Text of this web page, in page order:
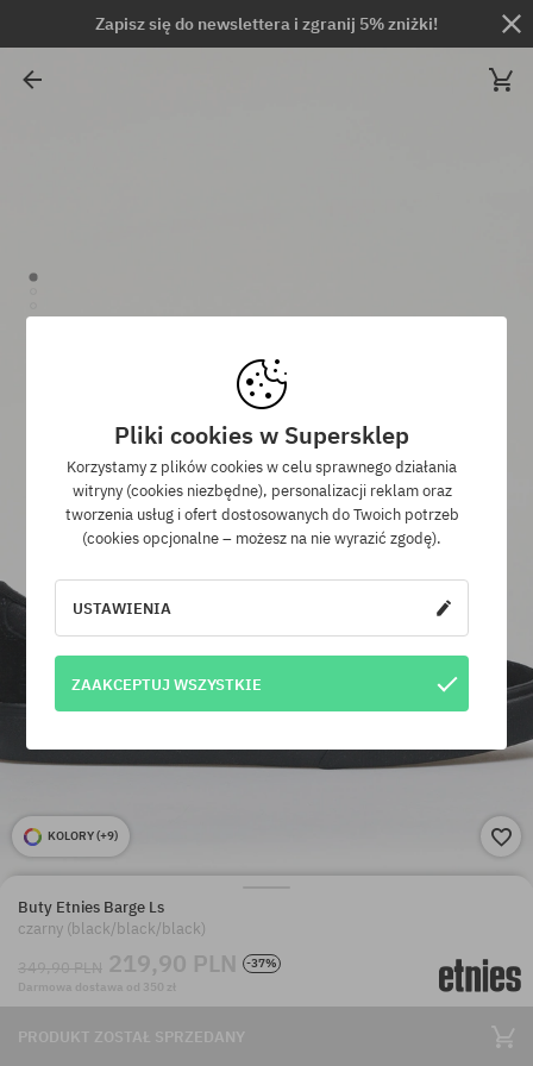
Zapisz się do newslettera i zgranij 5% zniżki!
KOLORY (+9)
Buty Etnies Barge Ls
czarny (black/black/black)
349,90 PLN 219,90 PLN
-37%
Darmowa dostawa od 350 zł
PRODUKT ZOSTAŁ SPRZEDANY
Pliki cookies w Supersklep
Korzystamy z plików cookies w celu sprawnego działania
witryny (cookies niezbędne), personalizacji reklam oraz
tworzenia usług i ofert dostosowanych do Twoich potrzeb
(cookies opcjonalne – możesz na nie wyrazić zgodę).
USTAWIENIA
ZAAKCEPTUJ WSZYSTKIE